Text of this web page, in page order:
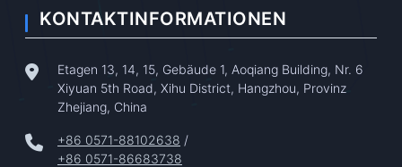
KONTAKTINFORMATIONEN
Etagen 13, 14, 15, Gebäude 1, Aoqiang Building, Nr. 6
Xiyuan 5th Road, Xihu District, Hangzhou, Provinz
Zhejiang, China
+86 0571-88102638 /
+86 0571-86683738